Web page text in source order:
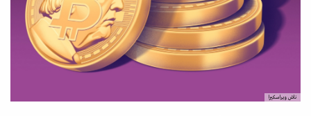
ناش ويراسكيرا